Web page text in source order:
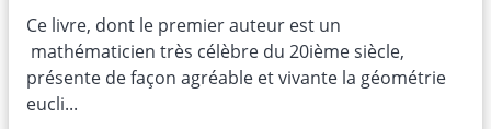
Ce livre, dont le premier auteur est un
mathématicien très célèbre du 20ième siècle,
présente de façon agréable et vivante la géométrie
eucli...